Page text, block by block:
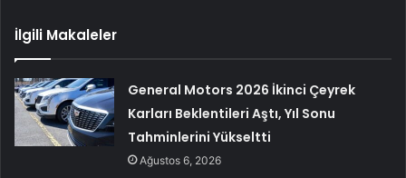
İlgili Makaleler
General Motors 2026 İkinci Çeyrek
Karları Beklentileri Aştı, Yıl Sonu
Tahminlerini Yükseltti
Ağustos 6, 2026